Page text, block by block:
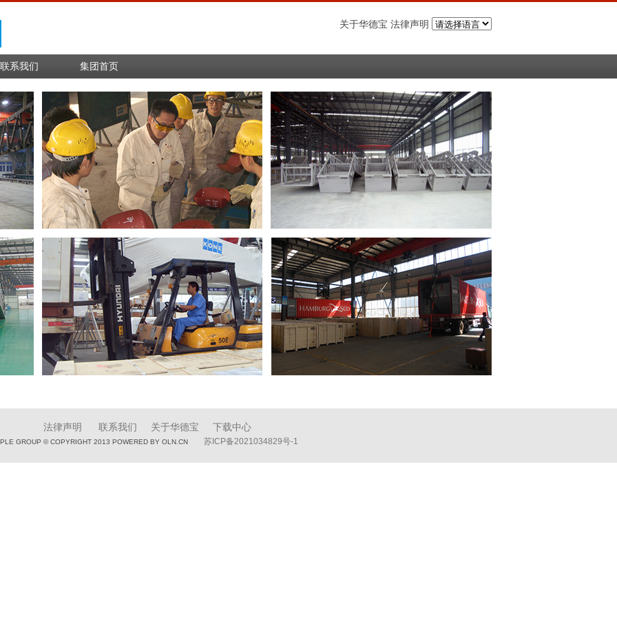
关于华德宝 法律声明
联系我们 集团首页
法律声明 联系我们 关于华德宝 下载中心
GROUP © COPYRIGHT 2013 POWERED BY OLN.CN 苏ICP备2021034829号-1